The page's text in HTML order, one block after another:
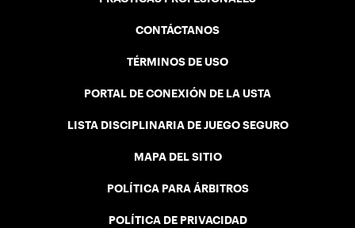
CONTÁCTANOS
TÉRMINOS DE USO
PORTAL DE CONEXIÓN DE LA USTA
LISTA DISCIPLINARIA DE JUEGO SEGURO
MAPA DEL SITIO
POLÍTICA PARA ÁRBITROS
POLÍTICA DE PRIVACIDAD